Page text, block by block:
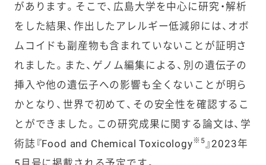
があります。そこで、広島大学を中心に研究・解析
をした結果、作出したアレルギー低減卵には、オボ
ムコイドも副産物も含まれていないことが証明さ
れました。また、ゲノム編集による、別の遺伝子の
挿入や他の遺伝子への影響も全くないことが明ら
かとなり、世界で初めて、その安全性を確認するこ
とができました。この研究成果に関する論文は、学
術誌『Food and Chemical Toxicology※5』2023年